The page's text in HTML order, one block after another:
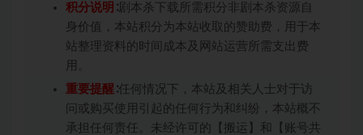
积分说明 ∶剧本杀下载所需积分非剧本杀资源自
身价值，本站积分为本站收取的赞助费，用于本
站整理资料的时间成本及网站运营所需支出费
用。
重要提醒 ∶任何情况下，本站及相关人士对于访
问或购买使用引起的任何行为和纠纷，本站概不
承担任何责任。未经许可的【搬运】和【账号共